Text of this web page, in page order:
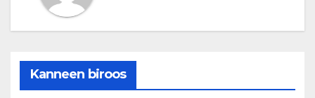
Kanneen biroos